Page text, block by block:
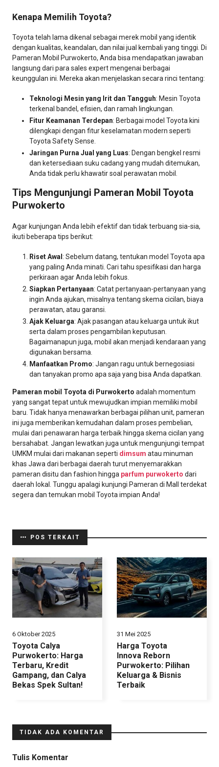
Kenapa Memilih Toyota?
Toyota telah lama dikenal sebagai merek mobil yang identik
dengan kualitas, keandalan, dan nilai jual kembali yang tinggi. Di
Pameran Mobil Purwokerto, Anda bisa mendapatkan jawaban
langsung dari para sales expert mengenai berbagai
keunggulan ini. Mereka akan menjelaskan secara rinci tentang:
Teknologi Mesin yang Irit dan Tangguh: Mesin Toyota
terkenal bandel, efisien, dan ramah lingkungan.
Fitur Keamanan Terdepan: Berbagai model Toyota kini
dilengkapi dengan fitur keselamatan modern seperti
Toyota Safety Sense.
Jaringan Purna Jual yang Luas: Dengan bengkel resmi
dan ketersediaan suku cadang yang mudah ditemukan,
Anda tidak perlu khawatir soal perawatan mobil.
Tips Mengunjungi Pameran Mobil Toyota
Purwokerto
Agar kunjungan Anda lebih efektif dan tidak terbuang sia-sia,
ikuti beberapa tips berikut:
Riset Awal : Sebelum datang, tentukan model Toyota apa
yang paling Anda minati. Cari tahu spesifikasi dan harga
perkiraan agar Anda lebih fokus.
Siapkan Pertanyaan: Catat pertanyaan-pertanyaan yang
ingin Anda ajukan, misalnya tentang skema cicilan, biaya
perawatan, atau garansi.
Ajak Keluarga: Ajak pasangan atau keluarga untuk ikut
serta dalam proses pengambilan keputusan.
Bagaimanapun juga, mobil akan menjadi kendaraan yang
digunakan bersama.
Manfaatkan Promo: Jangan ragu untuk bernegosiasi
dan tanyakan promo apa saja yang bisa Anda dapatkan.
Pameran mobil Toyota di Purwokerto adalah momentum
yang sangat tepat untuk mewujudkan impian memiliki mobil
baru. Tidak hanya menawarkan berbagai pilihan unit, pameran
ini juga memberikan kemudahan dalam proses pembelian,
mulai dari penawaran harga terbaik hingga skema cicilan yang
bersahabat. Jangan lewatkan juga untuk mengunjungi tempat
UMKM mulai dari makanan seperti dimsum atau minuman
khas Jawa dari berbagai daerah turut menyemarakkan
pameran disitu dan fashion hingga parfum purwokerto dari
daerah lokal. Tunggu apalagi kunjungi Pameran di Mall terdekat
segera dan temukan mobil Toyota impian Anda!
POS TERKAIT
6 Oktober 2025
Toyota Calya
Purwokerto: Harga
Terbaru, Kredit
Gampang, dan Calya
Bekas Spek Sultan!
31 Mei 2025
Harga Toyota
Innova Reborn
Purwokerto: Pilihan
Keluarga & Bisnis
Terbaik
TIDAK ADA KOMENTAR
Tulis Komentar